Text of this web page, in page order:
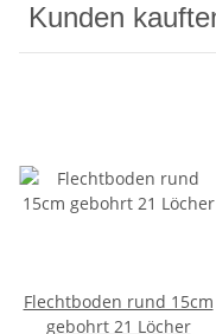
Kunden
Flechtboden rund 15cm
gebohrt 21 Löcher